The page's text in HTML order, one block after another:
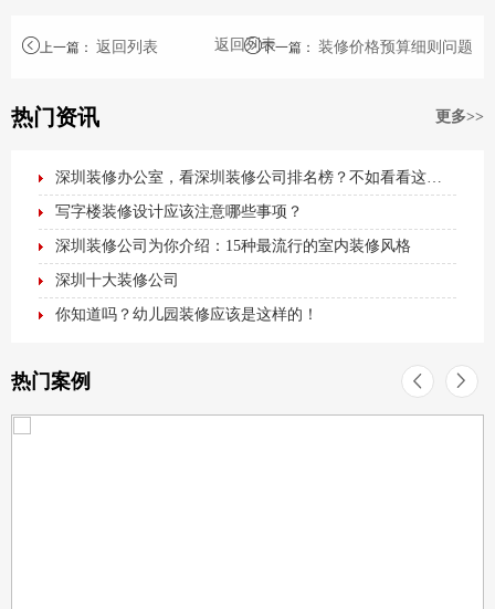
上一篇 ： 返回列表 下一篇 ： 装修价格预算细则问题
返回列表
热门资讯 更多>>
深圳装修办公室，看深圳装修公司排名榜？不如看看这篇最全办公室装修攻略！
写字楼装修设计应该注意哪些事项？
深圳装修公司为你介绍：15种最流行的室内装修风格
深圳十大装修公司
你知道吗？幼儿园装修应该是这样的！
热门案例